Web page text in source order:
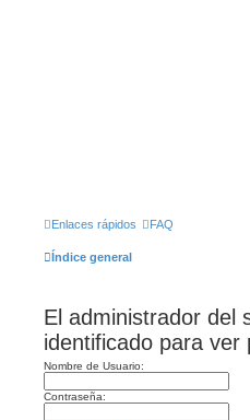
Enlaces rápidos FAQ
Índice general
El administrador del
identificado para ver
Nombre de Usuario:
Contraseña: